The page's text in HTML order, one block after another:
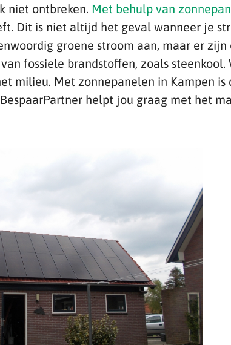
niet ontbreken. Met behulp van
Dit is niet altijd het geval wanneer je
groene stroom aan, maar er
fossiele brandstoffen, zoals
milieu. Met zonnepanelen in Kampen
BespaarPartner helpt jou graag met het